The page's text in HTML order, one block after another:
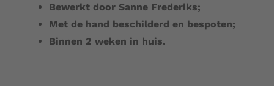
Bewerkt door Sanne Frederiks;
Met de hand beschilderd en bespoten;
Binnen 2 weken in huis.